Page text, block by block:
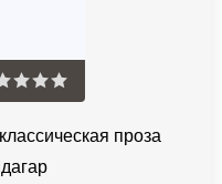
проза